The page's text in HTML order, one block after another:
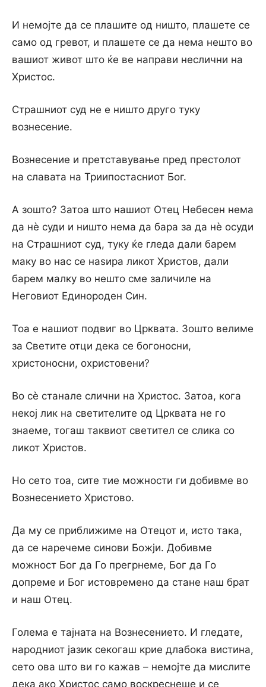
И немојте да се плашите од ништо, плашете се
само од гревот, и плашете се да нема нешто во
вашиот живот што ќе ве направи неслични на
Христос.
Страшниот суд не е ништо друго туку
вознесение.
Вознесение и претставување пред престолот
на славата на Триипостасниот Бог.
А зошто? Затоа што нашиот Отец Небесен нема
да нè суди и ништо нема да бара за да нè осуди
на Страшниот суд, туку ќе гледа дали барем
маку во нас се наѕира ликот Христов, дали
барем малку во нешто сме заличиле на
Неговиот Единороден Син.
Тоа е нашиот подвиг во Црквата. Зошто велиме
за Светите отци дека се богоносни,
христоносни, охристовени?
Во сè станале слични на Христос. Затоа, кога
некој лик на светителите од Црквата не го
знаеме, тогаш таквиот светител се слика со
ликот Христов.
Но сето тоа, сите тие можности ги добивме во
Вознесението Христово.
Да му се приближиме на Отецот и, исто така,
да се наречеме синови Божји. Добивме
можност Бог да Го прегрнеме, Бог да Го
допреме и Бог истовремено да стане наш брат
и наш Отец.
Голема е тајната на Вознесението. И гледате,
народниот јазик секогаш крие длабока вистина,
сето ова што ви го кажав – немојте да мислите
дека ако Христос само воскреснеше и се